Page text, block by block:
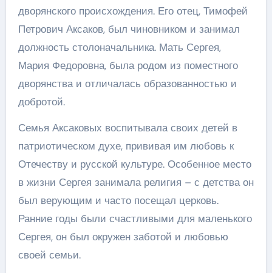
дворянского происхождения. Его отец, Тимофей
Петрович Аксаков, был чиновником и занимал
должность столоначальника. Мать Сергея,
Мария Федоровна, была родом из поместного
дворянства и отличалась образованностью и
добротой.
Семья Аксаковых воспитывала своих детей в
патриотическом духе, прививая им любовь к
Отечеству и русской культуре. Особенное место
в жизни Сергея занимала религия – с детства он
был верующим и часто посещал церковь.
Ранние годы были счастливыми для маленького
Сергея, он был окружен заботой и любовью
своей семьи.